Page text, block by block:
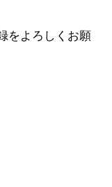
をよろしくお願